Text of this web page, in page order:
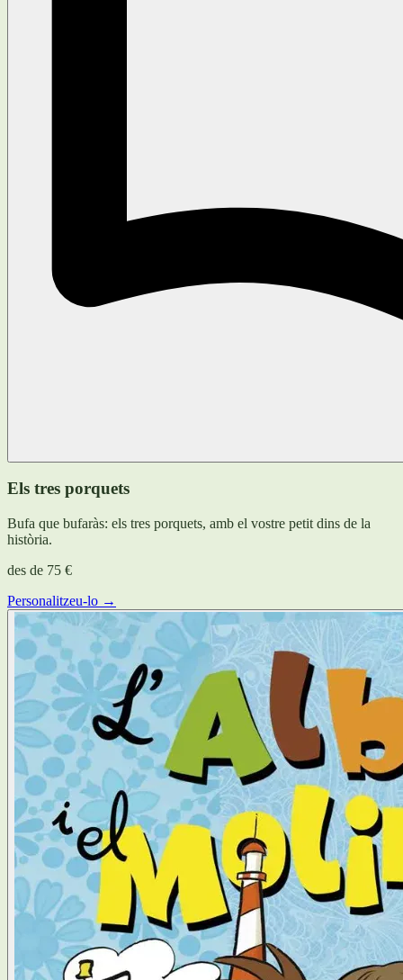
Els tres porquets
Bufa que bufaràs: els tres porquets, amb el vostre petit dins de la
història.
des de 75 €
Personalitzeu-lo →